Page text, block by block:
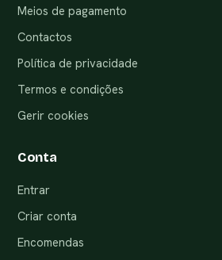
Meios de pagamento
Contactos
Política de privacidade
Termos e condições
Gerir cookies
Conta
Entrar
Criar conta
Encomendas